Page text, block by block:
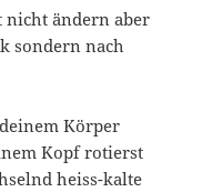
nicht ändern aber
sondern nach
Körper
Kopf rotierst
heiss-kalte